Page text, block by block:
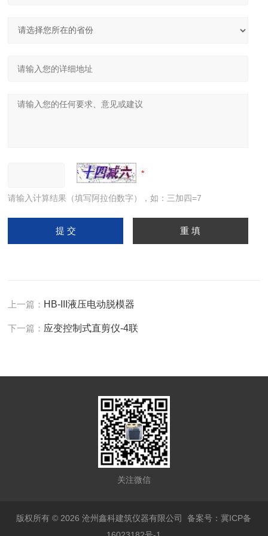
请输入计算结果（填写阿拉伯数字），如：三加四=7
上一篇： HB-III液压电动脱模器
下一篇： 应变控制式直剪仪-4联
关注微信
版权所有 © 2026 沧州鑫科建筑仪器有限公司备案号：冀ICP备